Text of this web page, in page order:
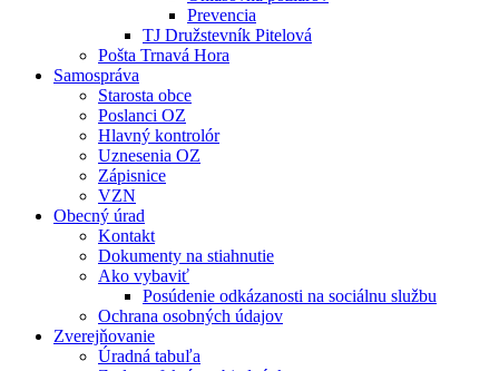
Prevencia
TJ Družstevník Pitelová
Pošta Trnavá Hora
Samospráva
Starosta obce
Poslanci OZ
Hlavný kontrolór
Uznesenia OZ
Zápisnice
VZN
Obecný úrad
Kontakt
Dokumenty na stiahnutie
Ako vybaviť
Posúdenie odkázanosti na sociálnu službu
Ochrana osobných údajov
Zverejňovanie
Úradná tabuľa